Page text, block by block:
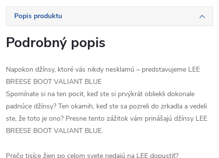
Popis produktu
Podrobný popis
Napokon džínsy, ktoré vás nikdy nesklamú – predstavujeme LEE
BREESE BOOT VALIANT BLUE
Spomínate si na ten pocit, keď ste si prvýkrát obliekli dokonale
padnúce džínsy? Ten okamih, keď ste sa pozreli do zrkadla a vedeli
ste, že toto je ono? Presne tento zážitok vám prinášajú džínsy LEE
BREESE BOOT VALIANT BLUE.
Prečo tisíce žien po celom svete nedajú na LEE dopustiť?